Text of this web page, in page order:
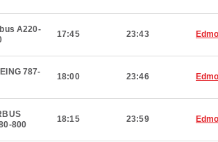
A220-
17:45 23:43
787-
18:00 23:46
800
18:15 23:59